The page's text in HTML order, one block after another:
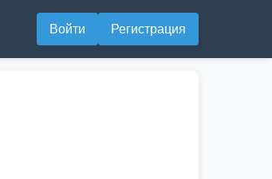
Войти Регистрация